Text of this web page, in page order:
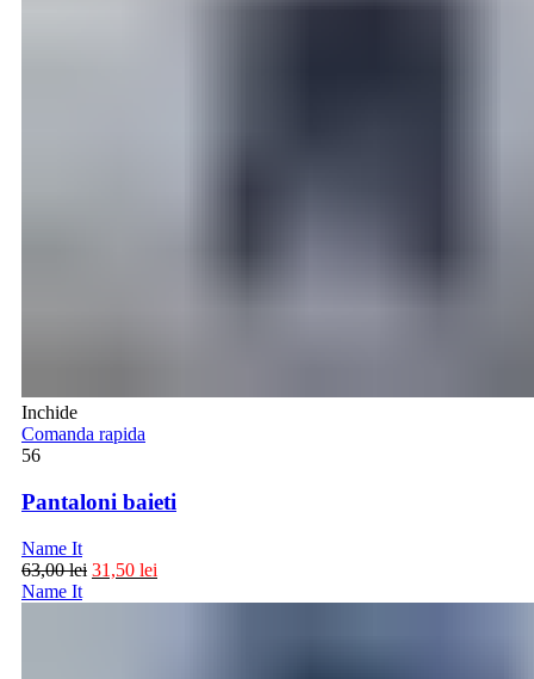
Inchide
Comanda rapida
56
Pantaloni baieti
Name It
63,00lei 31,50 lei
Name It